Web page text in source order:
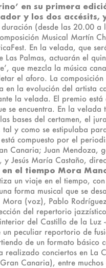
en su primera
y los dos accésits,
(desde las 20.00 a
Musical Martín
En la velada, que
Palmas, actuarán el
que mezcla la música
el aforo. La
en la evolución del artista
la velada. El premio
encuentra. En la velada
bases del certamen, el
y como se estipulaba
compuesto por el
Canaria; Juan Mendoza,
Jesús María Castaño,
en el tiempo Mora
un viaje en el tiempo,
forma musical que se
(voz), Pablo
del repertorio
del Castillo de la Luz
peculiar reportorio de
de un formato básico
conciertos en La
Canaria), entre muchos